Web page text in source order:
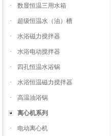
· 数显恒温三用水箱
· 超级恒温水（油）槽
· 水浴磁力搅拌器
· 水浴电动搅拌器
· 四孔恒温水浴锅
· 水浴恒温磁力搅拌器
· 高温油浴锅
离心机系列
· 电动离心机